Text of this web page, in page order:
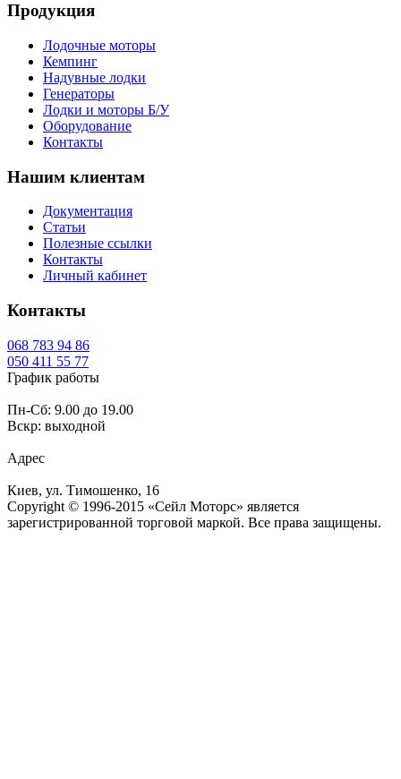
Продукция
Лодочные моторы
Кемпинг
Надувные лодки
Генераторы
Лодки и моторы Б/У
Оборудование
Контакты
Нашим клиентам
Документация
Статьи
Полезные ссылки
Контакты
Личный кабинет
Контакты
068 783 94 86
050 411 55 77
График работы
Пн-Сб: 9.00 до 19.00
Вскр: выходной
Адрес
Киев, ул. Тимошенко, 16
Copyright © 1996-2015 «Сейл Моторс» является
зарегистрированной торговой маркой. Все права защищены.